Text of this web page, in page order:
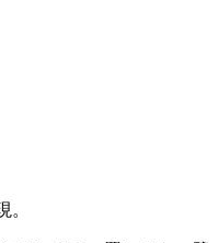
。